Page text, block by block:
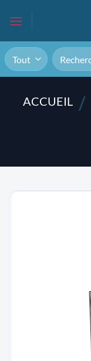
Recherche
pour :
ACCUEIL /